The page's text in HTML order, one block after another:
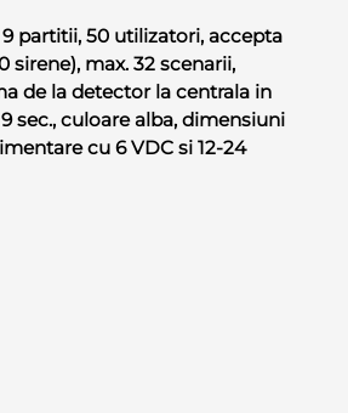
partitii, 50 utilizatori, accepta
sirene), max. 32 scenarii,
de la detector la centrala in
sec., culoare alba, dimensiuni
cu 6 VDC si 12-24